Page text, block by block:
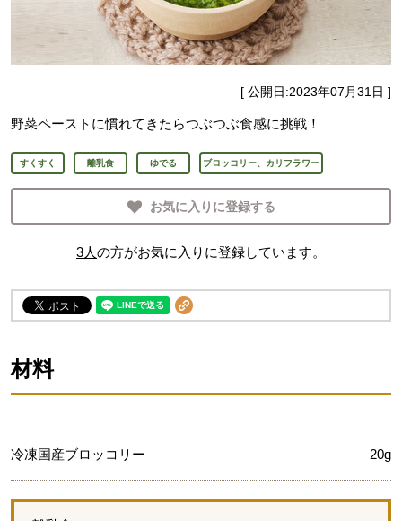
[ 公開日:2023年07月31日 ]
野菜ペーストに慣れてきたらつぶつぶ食感に挑戦！
すくすく 離乳食 ゆでる ブロッコリー、カリフラワー
お気に入りに登録する
3人の方がお気に入りに登録しています。
材料
冷凍国産ブロッコリー 20g